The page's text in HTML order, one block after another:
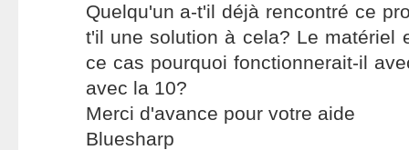
Quelqu'un a-t'il déjà rencontré ce
t'il une solution à cela? Le matériel
ce cas pourquoi fonctionnerait-il
avec la 10?
Merci d'avance pour votre aide
Bluesharp